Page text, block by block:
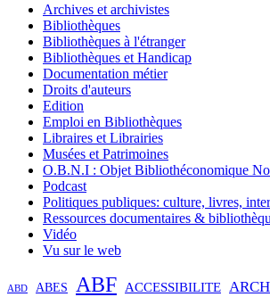
Archives et archivistes
Bibliothèques
Bibliothèques à l'étranger
Bibliothèques et Handicap
Documentation métier
Droits d'auteurs
Edition
Emploi en Bibliothèques
Libraires et Librairies
Musées et Patrimoines
O.B.N.I : Objet Bibliothéconomique
Podcast
Politiques publiques: culture, livres,
Ressources documentaires &
Vidéo
Vu sur le web
ABD ABES ABF ACCESSIBILITE